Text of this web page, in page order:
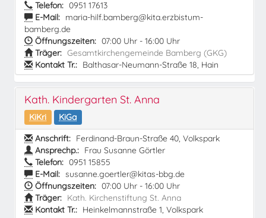
Telefon: 0951 17613
E-Mail: maria-hilf.bamberg@kita.erzbistum-
bamberg.de
Öffnungszeiten: 07:00 Uhr - 16:00 Uhr
Träger: Gesamtkirchengemeinde Bamberg (GKG)
Kontakt Tr.: Balthasar-Neumann-Straße 18, Hain
Kath. Kindergarten St. Anna
KiKri
KiGa
Anschrift: Ferdinand-Braun-Straße 40, Volkspark
Ansprechp.: Frau Susanne Görtler
Telefon: 0951 15855
E-Mail: susanne.goertler@kitas-bbg.de
Öffnungszeiten: 07:00 Uhr - 16:00 Uhr
Träger: Kath. Kirchenstiftung St. Anna
Kontakt Tr.: Heinkelmannstraße 1, Volkspark